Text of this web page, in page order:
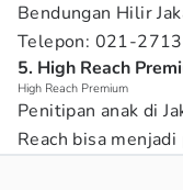
Bendungan Hilir
Telepon: 021-
5. High Reach
High Reach Premium
Penitipan anak di
Reach bisa